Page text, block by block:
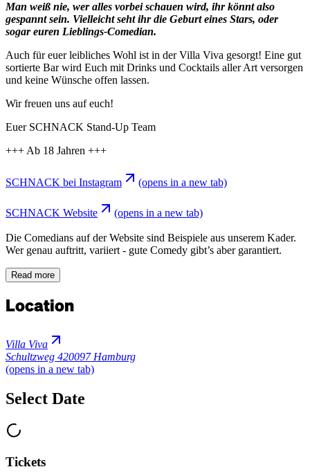
Man weiß nie, wer alles vorbei schauen wird, ihr könnt also
gespannt sein. Vielleicht seht ihr die Geburt eines Stars, oder
sogar euren Lieblings-Comedian.
Auch für euer leibliches Wohl ist in der Villa Viva gesorgt! Eine gut
sortierte Bar wird Euch mit Drinks und Cocktails aller Art versorgen
und keine Wünsche offen lassen.
Wir freuen uns auf euch!
Euer SCHNACK Stand-Up Team
+++ Ab 18 Jahren +++
SCHNACK bei Instagram (opens in a new tab)
SCHNACK Website (opens in a new tab)
Die Comedians auf der Website sind Beispiele aus unserem Kader.
Wer genau auftritt, variiert - gute Comedy gibt’s aber garantiert.
Read more
Location
Villa Viva
Schultzweg 420097 Hamburg
(opens in a new tab)
Select Date
Tickets